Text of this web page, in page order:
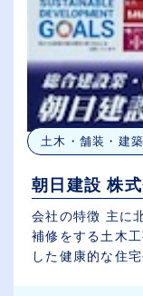
土木・舗装・建
朝日建設 株
会社の特徴 主に
補修をする土木
した健康的な住